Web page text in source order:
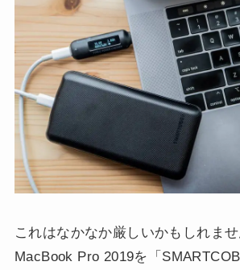
これはなかなか厳しいかもしれま
MacBook Pro 2019を「